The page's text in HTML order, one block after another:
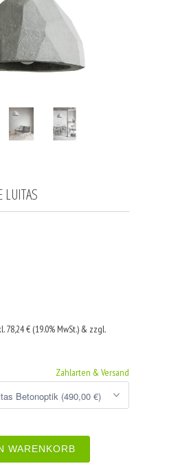
LUITAS
78,24 € (19.0% MwSt.) & zzgl.
Zahlarten & Versand
WARENKORB